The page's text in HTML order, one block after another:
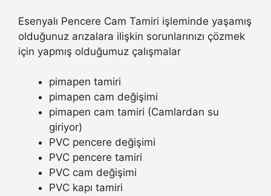
Esenyalı Pencere Cam Tamiri işleminde yaşamış
olduğunuz arızalara ilişkin sorunlarınızı çözmek
için yapmış olduğumuz çalışmalar
pimapen tamiri
pimapen cam değişimi
pimapen cam tamiri (Camlardan su
giriyor)
PVC pencere değişimi
PVC pencere tamiri
PVC cam değişimi
PVC kapı tamiri